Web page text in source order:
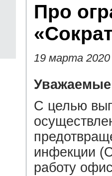
Про
19 марта 2020
С целью
инфекции
работу